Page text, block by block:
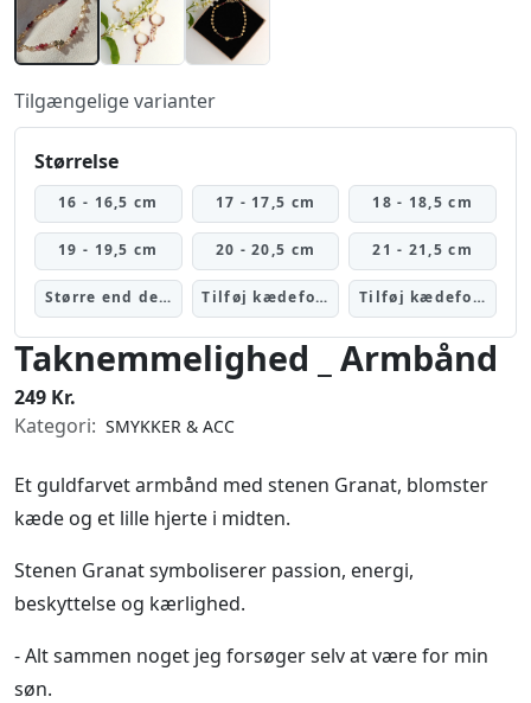
Tilgængelige varianter
Størrelse
16 - 16,5 cm 17 - 17,5 cm 18 - 18,5 cm
19 - 19,5 cm 20 - 20,5 cm 21 - 21,5 cm
Større end de mulige størrelser Tilføj kædeforlænger: 1 led af 1,5 cm Tilføj kædeforlænger: 2 ked af 1,5 cm
Taknemmelighed _ Armbånd
249 Kr.
Kategori: SMYKKER & ACC
Et guldfarvet armbånd med stenen Granat, blomster
kæde og et lille hjerte i midten.
Stenen Granat symboliserer passion, energi,
beskyttelse og kærlighed.
- Alt sammen noget jeg forsøger selv at være for min
søn.